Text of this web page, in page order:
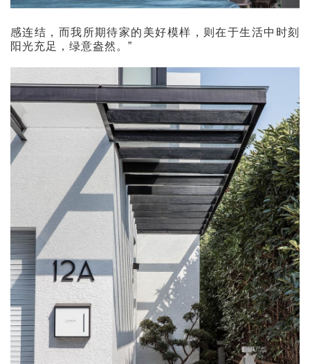
感连结，而我所期待家的美好模样，则在于生活中时刻
阳光充足，绿意盎然。”